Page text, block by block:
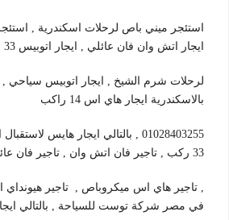
استئجر ميني باص لرحلات اسكندرية ,
ايجار اتش وان فان عائلي , ايجار اتوبيس 33
لرحلات شرم الشيخ , ايجار اتوبيس سياحي ,
بالاسكندرية ايجار هاي اس 14 راكب
01028403255 , بالتالي ايجار هايس
33 ركب , تاجير فان اتش وان , تاجير فان عائليه
, تاجير هاي اس ميكروباص , تاجير هيونداي
في مصر شركة توست للسياحة , بالتالي